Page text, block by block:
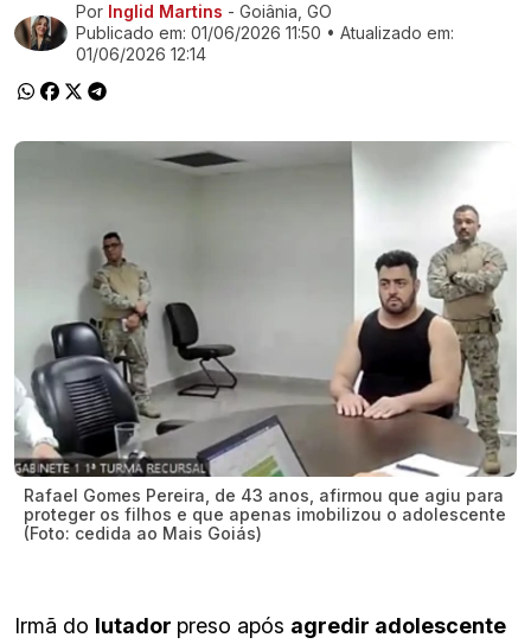
Ir direto pra matéria
Por Inglid Martins - Goiânia, GO
Publicado em: 01/06/2026 11:50 • Atualizado em:
01/06/2026 12:14
Rafael Gomes Pereira, de 43 anos, afirmou que agiu para
proteger os filhos e que apenas imobilizou o adolescente
(Foto: cedida ao Mais Goiás)
Irmã do lutador preso após agredir adolescente